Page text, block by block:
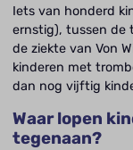
Iets van honderd
ernstig), tussen de
de ziekte van Von
kinderen met
dan nog vijftig
Waar lopen
tegenaan?